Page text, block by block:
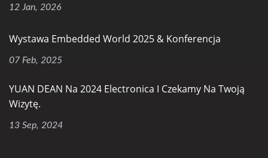
12 Jan, 2026
Wystawa Embedded World 2025 & Konferencja
07 Feb, 2025
YUAN DEAN Na 2024 Electronica I Czekamy Na Twoją
Wizytę.
13 Sep, 2024